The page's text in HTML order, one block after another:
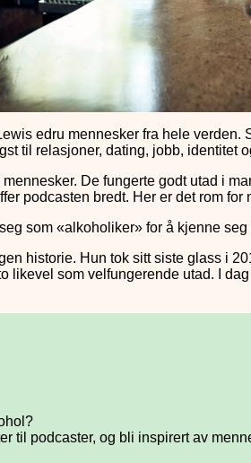
edru mennesker fra hele
til relasjoner, dating, jobb, identitet
De fungerte godt utad i
podcasten bredt. Her er det rom for
som «alkoholiker» for å kjenne seg
historie. Hun tok sitt siste glass i
likevel som velfungerende utad. I
til podcaster, og bli inspirert av